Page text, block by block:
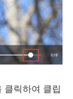
클릭하여 클립